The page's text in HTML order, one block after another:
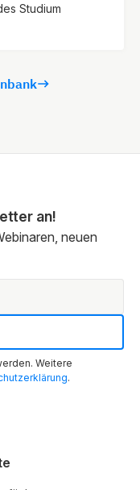
Studium
an!
neuen
Weitere
.